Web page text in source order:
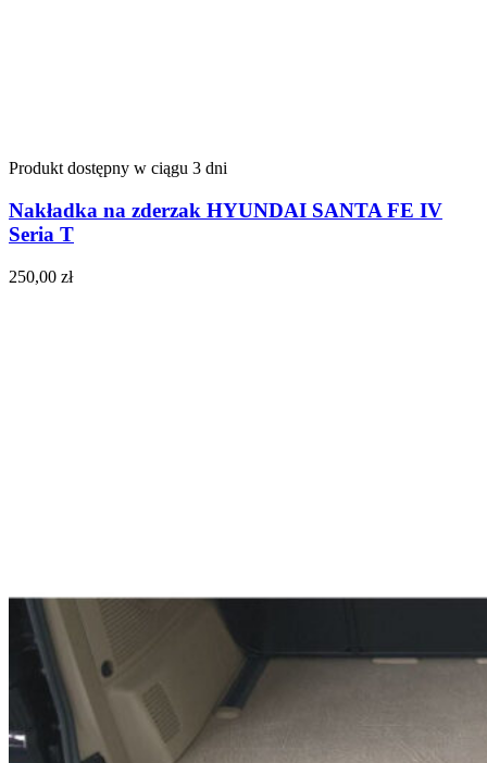
Produkt dostępny w ciągu 3 dni
Nakładka na zderzak HYUNDAI SANTA FE IV
Seria T
250,00 zł